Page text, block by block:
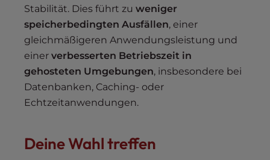
Stabilität. Dies führt zu weniger
speicherbedingten Ausfällen, einer
gleichmäßigeren Anwendungsleistung und
einer verbesserten Betriebszeit in
gehosteten Umgebungen, insbesondere bei
Datenbanken, Caching- oder
Echtzeitanwendungen.
Deine Wahl treffen